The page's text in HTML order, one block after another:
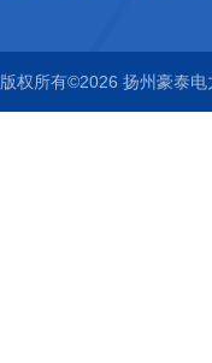
版权所有©2026 扬州豪泰